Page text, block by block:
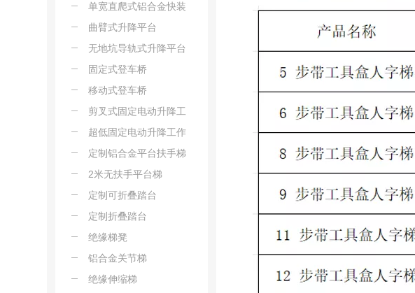
脚手架
单宽直爬式铝合金快装
脚手架
曲臂式升降平台
无地坑导轨式升降平台
固定式登车桥
移动式登车桥
剪叉式固定电动升降工
作台
超低固定电动升降工作
台
定制铝合金平台扶手梯
2米无扶手平台梯
定制可折叠踏台
定制折叠踏台
绝缘梯凳
铝合金关节梯
绝缘伸缩梯